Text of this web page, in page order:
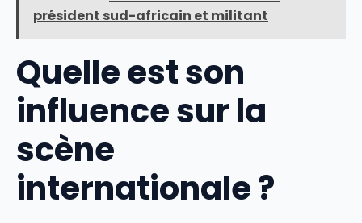
président sud-africain et militant
Quelle est son
influence sur la
scène
internationale ?